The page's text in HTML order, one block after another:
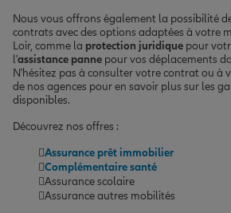
Nous vous offrons également la possibilité
contrats avec des options adaptées à votre
Loir, comme la protection juridique pour
l'assistance panne pour vos déplacements
N'hésitez pas à consulter votre contrat ou à
de nos agences pour en savoir plus sur les
disponibles.
Découvrez nos offres :
Assurance prêt immobilier
Complémentaire santé
Assurance scolaire
Assurance autres mobilités